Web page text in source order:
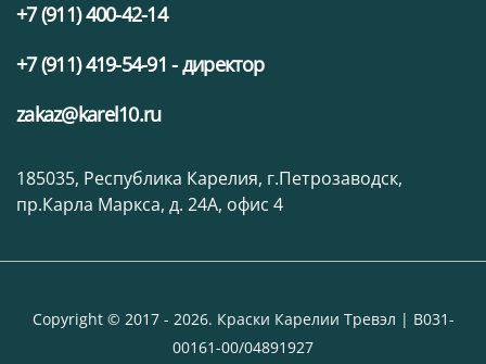
+7 (911) 400-42-14
+7 (911) 419-54-91 - директор
zakaz@karel10.ru
185035, Республика Карелия, г.Петрозаводск,
пр.Карла Маркса, д. 24А, офис 4
Copyright © 2017 - 2026. Краски Карелии Тревэл | В031-
00161-00/04891927